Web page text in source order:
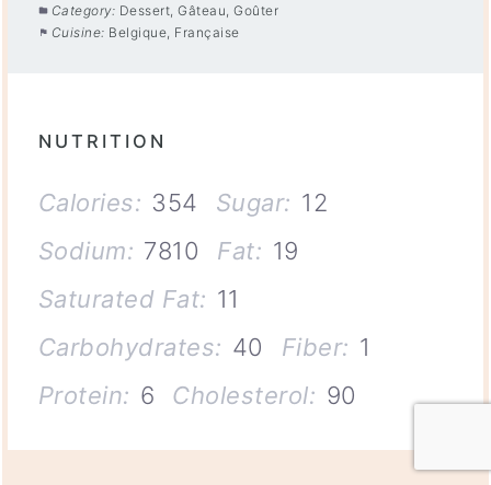
Category: Dessert, Gâteau, Goûter
Cuisine: Belgique, Française
NUTRITION
Calories: 354 Sugar: 12
Sodium: 7810 Fat: 19
Saturated Fat: 11
Carbohydrates: 40 Fiber: 1
Protein: 6 Cholesterol: 90